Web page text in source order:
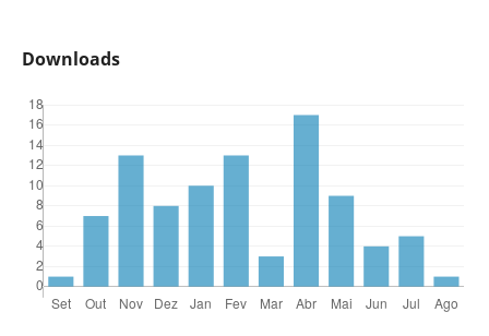
Downloads